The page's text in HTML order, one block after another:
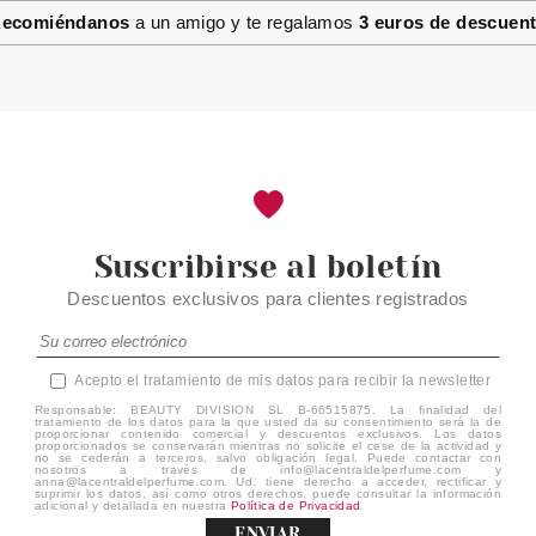
Pvr 2.49€
a un amigo y te regalamos 3 euros de
Suscribirse al boletín
Descuentos exclusivos para clientes registrados
Acepto el tratamiento de mis datos para recibir la newsletter
Responsable: BEAUTY DIVISION SL B-66515875. La finalidad del
tratamiento de los datos para la que usted da su consentimiento será la de
proporcionar contenido comercial y descuentos exclusivos. Los datos
proporcionados se conservarán mientras no solicite el cese de la actividad y
no se cederán a terceros, salvo obligación legal. Puede contactar con
nosotros a través de info@lacentraldelperfume.com y
anna@lacentraldelperfume.com. Ud. tiene derecho a acceder, rectificar y
suprimir los datos, así como otros derechos, puede consultar la información
adicional y detallada en nuestra Política de Privacidad